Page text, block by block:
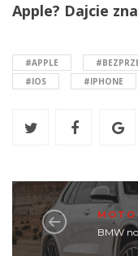
Apple? Dajcie
#APPLE
#IOS
#IPHONE
MOTO
BMW